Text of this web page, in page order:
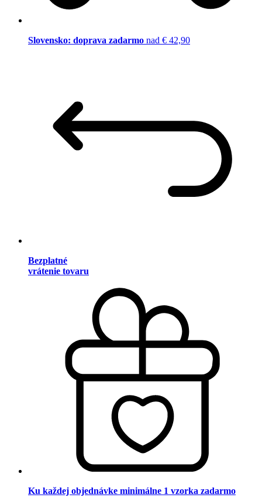
Slovensko: doprava zadarmo nad € 42,90
Bezplatné
vrátenie tovaru
Ku každej objednávke minimálne 1 vzorka zadarmo